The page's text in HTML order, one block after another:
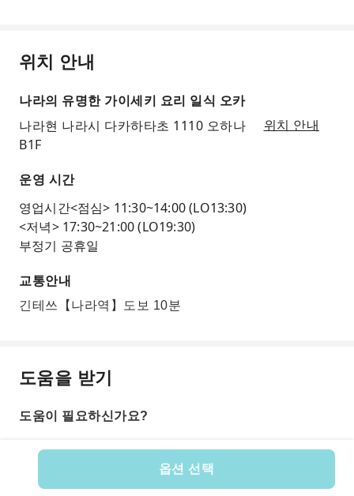
옵션 선택
위치 안내
나라의 유명한 가이세키 요리 일식 오카
나라현 나라시 다카하타초 1110 오하나
B1F
위치 안내
운영 시간
영업시간<점심> 11:30~14:00 (LO13:30)
<저녁> 17:30~21:00 (LO19:30)
부정기 공휴일
교통안내
긴테쓰【나라역】도보 10분
도움을 받기
도움이 필요하신가요?
상품 번호: 153480